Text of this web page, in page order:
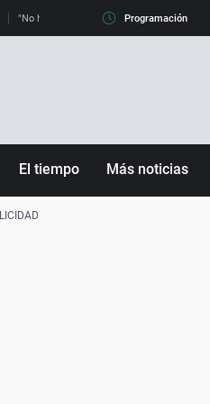
"No hay mafias, que no nos engañen":
Programación
El tiempo Más noticias